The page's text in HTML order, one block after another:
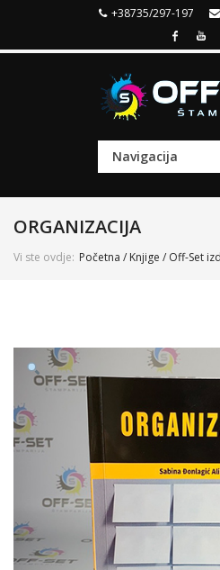
+38735/297-197
Navigacija
ORGANIZACIJA
Vi ste ovdje: Početna / Knjige / Off-Set